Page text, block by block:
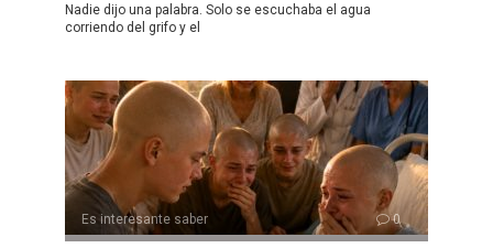
Nadie dijo una palabra. Solo se escuchaba el agua
corriendo del grifo y el
Es interesante saber 0